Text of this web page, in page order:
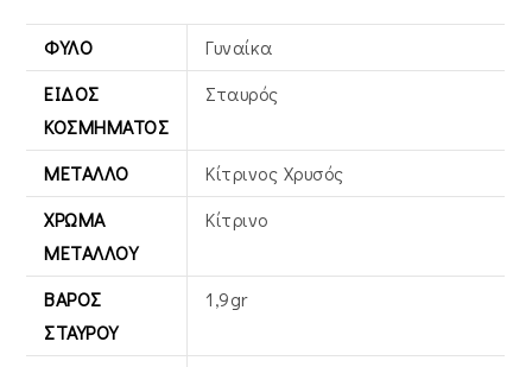
ΦΎΛΟ
Γυναίκα
ΕΊΔΟΣ
ΚΟΣΜΉΜΑΤΟΣ
Σταυρός
ΜΈΤΑΛΛΟ
Κίτρινος Xρυσός
ΧΡΏΜΑ
ΜΕΤΆΛΛΟΥ
Κίτρινο
ΒΆΡΟΣ
ΣΤΑΥΡΟΎ
1,9gr